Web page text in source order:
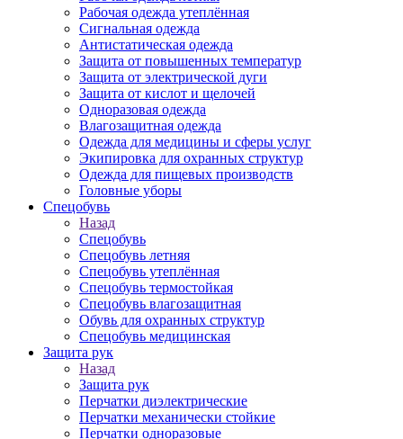
Рабочая одежда утеплённая
Сигнальная одежда
Антистатическая одежда
Защита от повышенных температур
Защита от электрической дуги
Защита от кислот и щелочей
Одноразовая одежда
Влагозащитная одежда
Одежда для медицины и сферы услуг
Экипировка для охранных структур
Одежда для пищевых производств
Головные уборы
Спецобувь
Назад
Спецобувь
Спецобувь летняя
Спецобувь утеплённая
Спецобувь термостойкая
Спецобувь влагозащитная
Обувь для охранных структур
Спецобувь медицинская
Защита рук
Назад
Защита рук
Перчатки диэлектрические
Перчатки механически стойкие
Перчатки одноразовые